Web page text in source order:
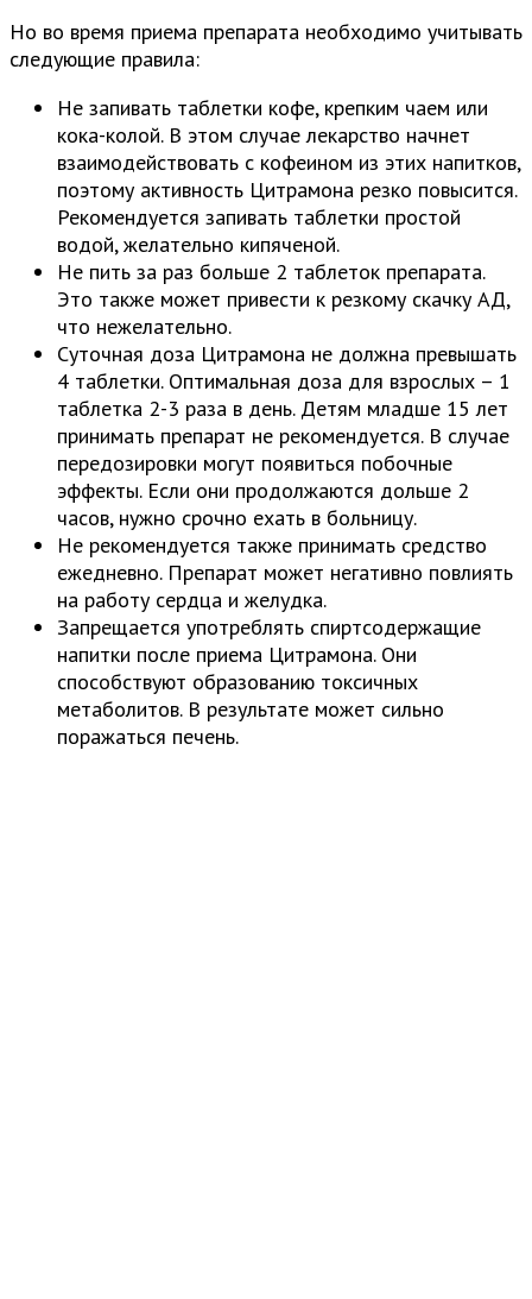
Но во время приема препарата необходимо учитывать
следующие правила:
Не запивать таблетки кофе, крепким чаем или
кока-колой. В этом случае лекарство начнет
взаимодействовать с кофеином из этих напитков,
поэтому активность Цитрамона резко повысится.
Рекомендуется запивать таблетки простой
водой, желательно кипяченой.
Не пить за раз больше 2 таблеток препарата.
Это также может привести к резкому скачку АД,
что нежелательно.
Суточная доза Цитрамона не должна превышать
4 таблетки. Оптимальная доза для взрослых – 1
таблетка 2-3 раза в день. Детям младше 15 лет
принимать препарат не рекомендуется. В случае
передозировки могут появиться побочные
эффекты. Если они продолжаются дольше 2
часов, нужно срочно ехать в больницу.
Не рекомендуется также принимать средство
ежедневно. Препарат может негативно повлиять
на работу сердца и желудка.
Запрещается употреблять спиртсодержащие
напитки после приема Цитрамона. Они
способствуют образованию токсичных
метаболитов. В результате может сильно
поражаться печень.